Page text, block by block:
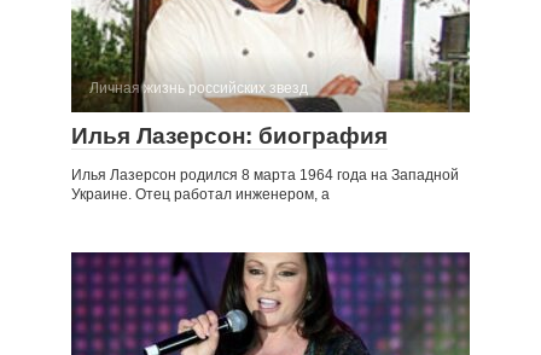
Личная жизнь российских звезд
Илья Лазерсон: биография
Илья Лазерсон родился 8 марта 1964 года на Западной
Украине. Отец работал инженером, а